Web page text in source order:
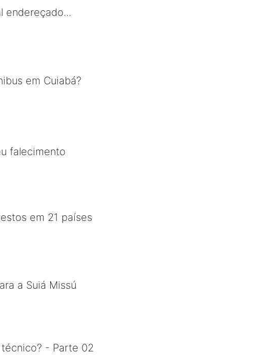
endereçado...
em Cuiabá?
falecimento
em 21 países
a Suiá Missú
- Parte 02